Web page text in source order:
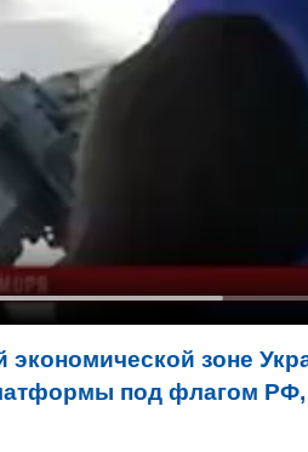
экономической зоне
под флагом РФ,